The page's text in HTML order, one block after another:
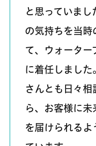
と思っていまし
の気持ちを当時
て、ウォーター
に着任しまし
さんとも日々
ら、お客様に
を届けられるよ